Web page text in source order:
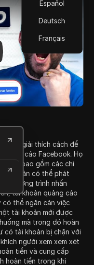
Español
Deutsch
Français
tiền trên Facebook
trình giải thích cách để
quảng cáo Facebook. Họ
tiền, bao gồm các chi
khoản có thể phát
chương trình nhấn
tài khoản quảng cáo
có thể ngăn cản việc
tài khoản mới được
mà trong đó hoàn
có tài khoản bị chặn với
người xem xem xét
tiền và cung cấp
hoàn tiền trong khi